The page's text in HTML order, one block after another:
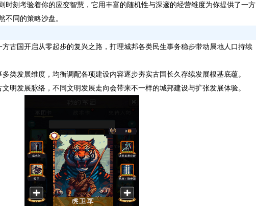
时刻考验着你的应变智慧，它用丰富的随机性与深邃的经营维度为你提供了一方
不同的策略沙盘。
国开启从零起步的复兴之路，打理城邦各类民生事务稳步带动属地人口持续
发展维度，均衡调配各项建设内容逐步夯实古国长久存续发展根基底蕴。
发展脉络，不同文明发展走向会带来不一样的城邦建设与扩张发展体验。